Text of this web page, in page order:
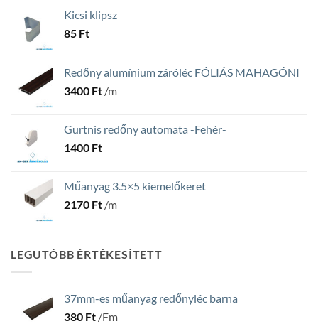
Kicsi klipsz
85 Ft
Redőny alumínium záróléc FÓLIÁS MAHAGÓNI
3400 Ft /m
Gurtnis redőny automata -Fehér-
1400 Ft
Műanyag 3.5×5 kiemelőkeret
2170 Ft /m
LEGUTÓBB ÉRTÉKESÍTETT
37mm-es műanyag redőnyléc barna
380 Ft /Fm